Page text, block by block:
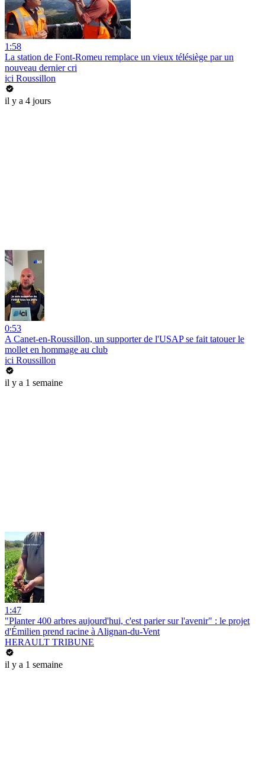
1:58
La station de Font-Romeu remplace un vieux télésiège par un
nouveau dernier cri
ici Roussillon
il y a 4 jours
0:53
A Canet-en-Roussillon, un supporter de l'USAP se fait tatouer le
mollet en hommage au club
ici Roussillon
il y a 1 semaine
1:47
"Planter 400 arbres aujourd'hui, c'est parier sur l'avenir" : le projet
d'Émilien prend racine à Alignan-du-Vent
HERAULT TRIBUNE
il y a 1 semaine